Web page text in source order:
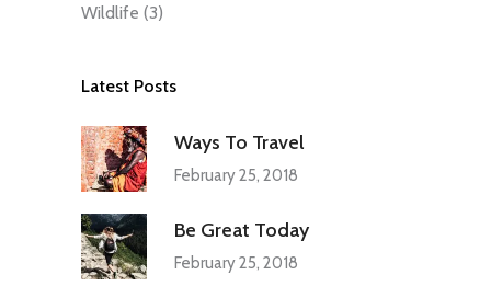
Wildlife (3)
Latest Posts
Ways To Travel
February 25, 2018
Be Great Today
February 25, 2018